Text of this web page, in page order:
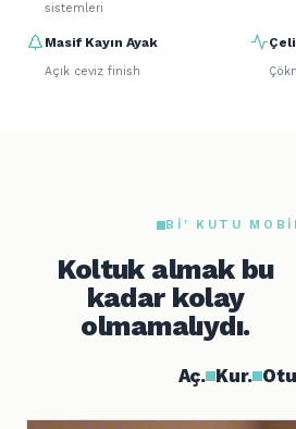
sistemleri
Masif Kayın Ayak
Açık ceviz finish
BI' KUTU
Koltuk almak bu
kadar kolay
olmamalıydı.
Aç. Kur.